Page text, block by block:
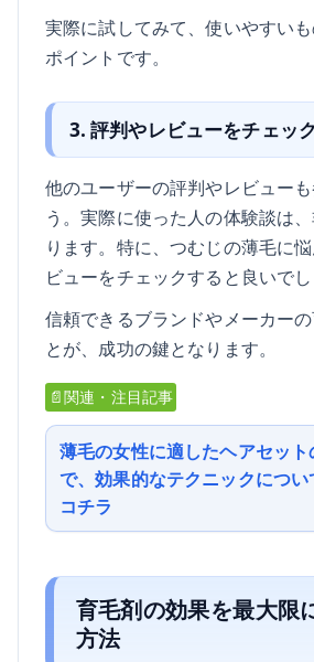
実際に試してみて、使いやすい
ポイントです。
3. 評判やレビューをチェック
他のユーザーの評判やレビュー
う。実際に使った人の体験談は
ります。特に、つむじの薄毛に
ビューをチェックすると良いでし
信頼できるブランドやメーカー
とが、成功の鍵となります。
📄関連・注目記事
薄毛の女性に適したヘアセッ
で、効果的なテクニックにつ
コチラ
育毛剤の効果を最大限
方法